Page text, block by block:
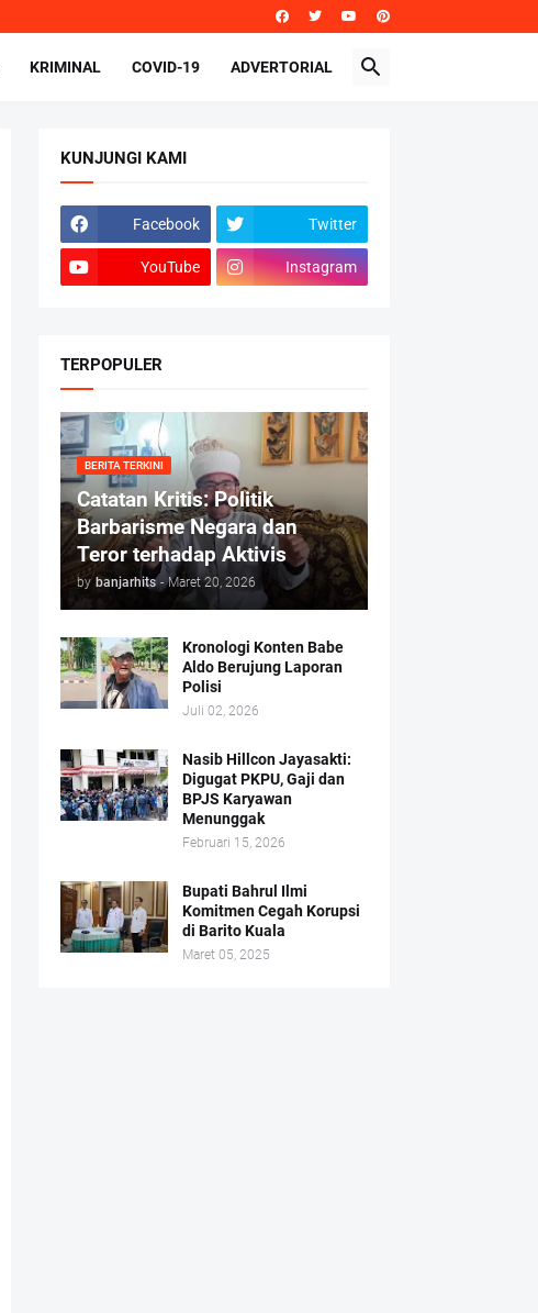
KRIMINAL COVID-19 ADVERTORIAL
KUNJUNGI KAMI
Facebook Twitter
YouTube Instagram
TERPOPULER
BERITA TERKINI
Catatan Kritis: Politik
Barbarisme Negara dan
Teror terhadap Aktivis
by banjarhits - Maret 20, 2026
Kronologi Konten Babe
Aldo Berujung Laporan
Polisi
Juli 02, 2026
Nasib Hillcon Jayasakti:
Digugat PKPU, Gaji dan
BPJS Karyawan
Menunggak
Februari 15, 2026
Bupati Bahrul Ilmi
Komitmen Cegah Korupsi
di Barito Kuala
Maret 05, 2025